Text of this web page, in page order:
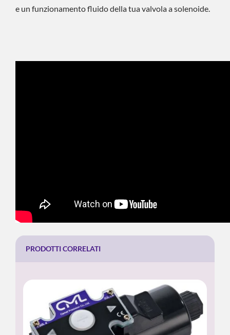
e un funzionamento fluido della tua valvola a solenoide.
PRODOTTI CORRELATI